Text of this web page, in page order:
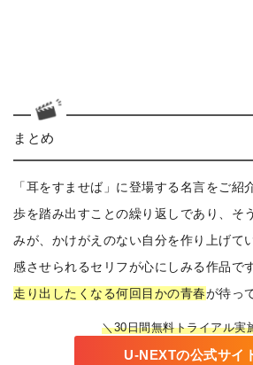
まとめ
「耳をすませば」に登場する名言をご紹
歩を踏み出すことの繰り返しであり、そ
みが、かけがえのない自分を作り上げて
感させられるセリフが心にしみる作品で
走り出したくなる何回目かの青春が待っ
＼30日間無料トライアル実
U-NEXTの公式サイ